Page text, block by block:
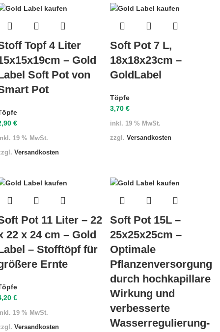
Topf 4 Liter
– Gold
Soft Pot von
Pot
€
19 % MwSt.
Versandkosten
Soft Pot 7 L,
18x18x23cm –
GoldLabel
Töpfe
3,70 €
inkl. 19 % MwSt.
zzgl. Versandkosten
Pot 11 Liter – 22
22 x 24 cm – Gold
– Stofftöpf für
Ernte
€
19 % MwSt.
Versandkosten
Soft Pot 15L –
25x25x25cm –
Optimale
Pflanzenversorgung
durch hochkapillare
Wirkung und
verbesserte
Wasserregulierung-